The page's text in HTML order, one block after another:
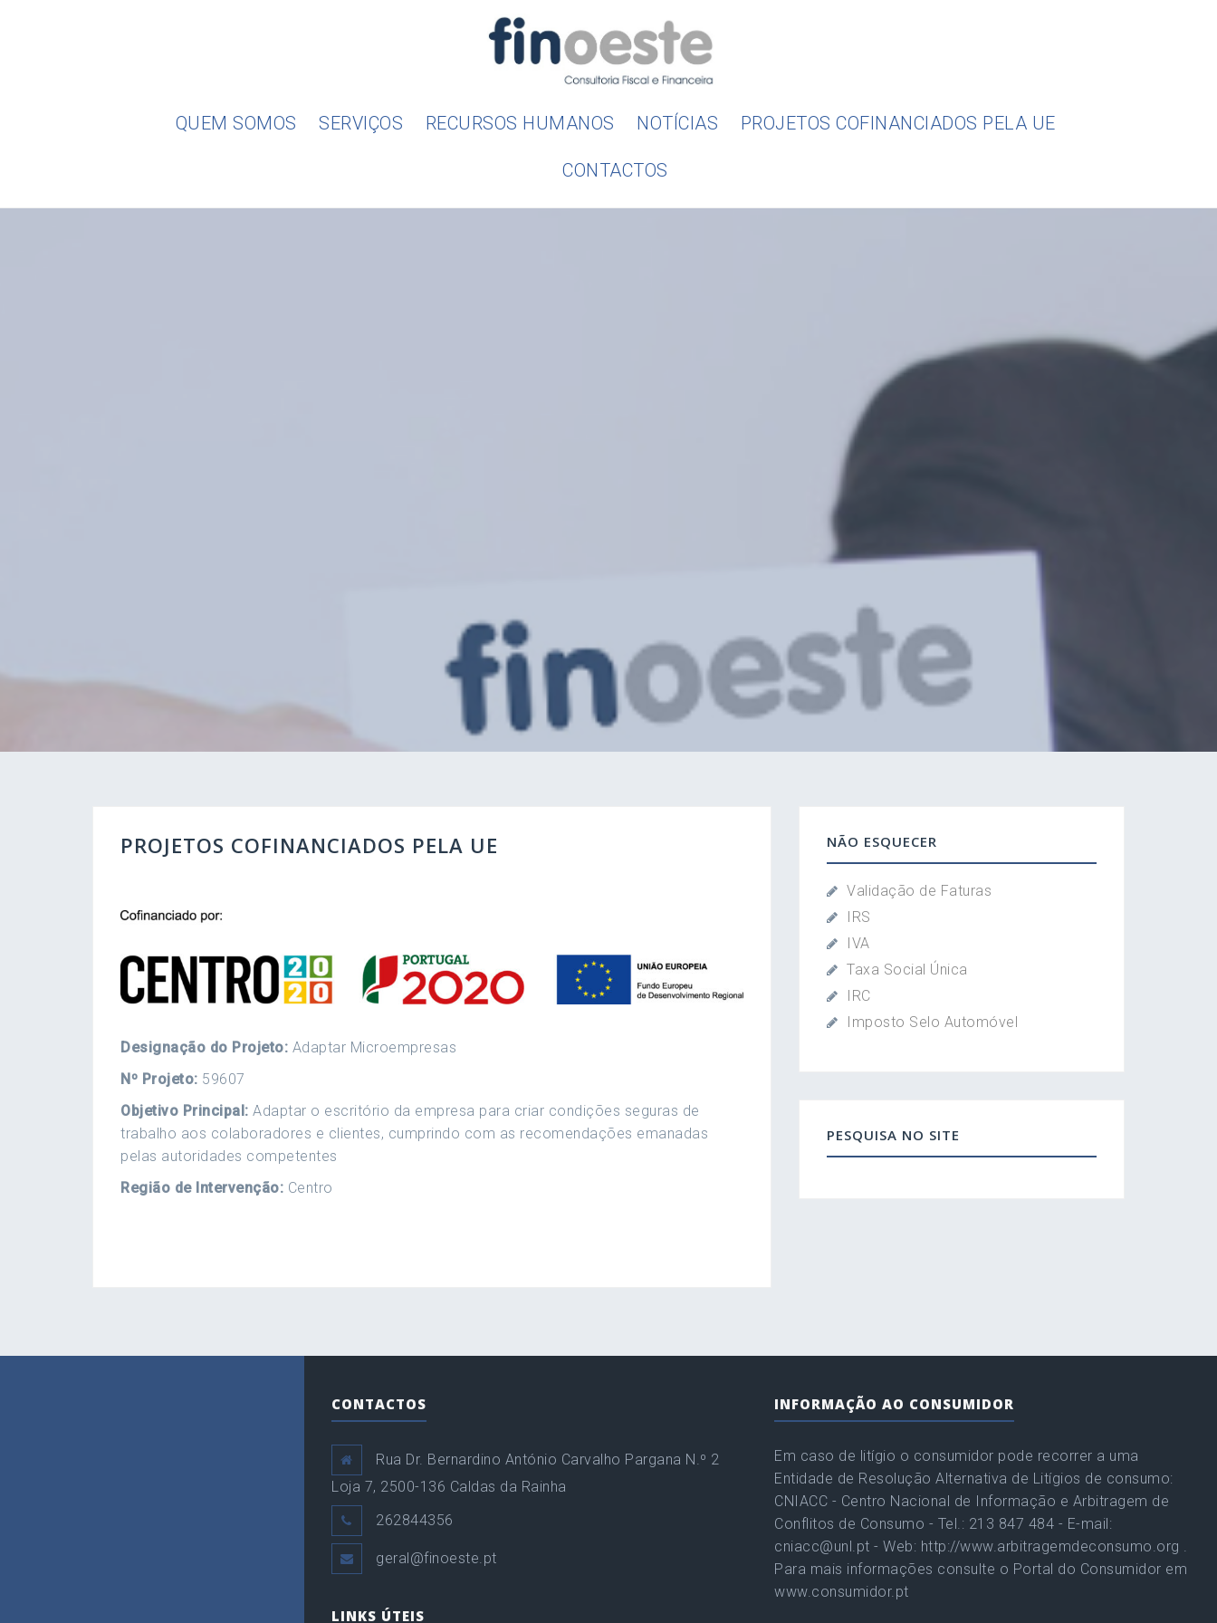
QUEM SOMOS SERVIÇOS RECURSOS HUMANOS NOTÍCIAS PROJETOS COFINANCIADOS PELA UE
CONTACTOS
PROJETOS COFINANCIADOS PELA UE
Designação do Projeto: Adaptar Microempresas
Nº Projeto: 59607
Objetivo Principal: Adaptar o escritório da empresa para criar condições seguras de
trabalho aos colaboradores e clientes, cumprindo com as recomendações emanadas
pelas autoridades competentes
Região de Intervenção: Centro
NÃO ESQUECER
Validação de Faturas
IRS
IVA
Taxa Social Única
IRC
Imposto Selo Automóvel
PESQUISA NO SITE
CONTACTOS
Rua Dr. Bernardino António Carvalho Pargana N.º 2
Loja 7, 2500-136 Caldas da Rainha
262844356
geral@finoeste.pt
LINKS ÚTEIS
INFORMAÇÃO AO CONSUMIDOR
Em caso de litígio o consumidor pode recorrer a uma
Entidade de Resolução Alternativa de Litígios de consumo:
CNIACC - Centro Nacional de Informação e Arbitragem de
Conflitos de Consumo - Tel.: 213 847 484 - E-mail:
cniacc@unl.pt - Web: http://www.arbitragemdeconsumo.org .
Para mais informações consulte o Portal do Consumidor em
www.consumidor.pt